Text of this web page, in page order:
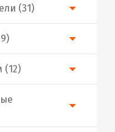
(31)
(12)